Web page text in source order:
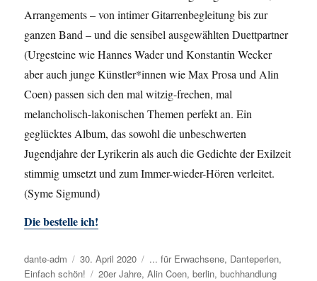
Arrangements – von intimer Gitarrenbegleitung bis zur
ganzen Band – und die sensibel ausgewählten Duettpartner
(Urgesteine wie Hannes Wader und Konstantin Wecker
aber auch junge Künstler*innen wie Max Prosa und Alin
Coen) passen sich den mal witzig-frechen, mal
melancholisch-lakonischen Themen perfekt an. Ein
geglücktes Album, das sowohl die unbeschwerten
Jugendjahre der Lyrikerin als auch die Gedichte der Exilzeit
stimmig umsetzt und zum Immer-wieder-Hören verleitet.
(Syme Sigmund)
Die bestelle ich!
Autor
dante-adm
Veröffentlicht
am
30. April 2020 Kategorien
... für Erwachsene, Danteperlen,
Einfach schön!
Schlagwörter
20er Jahre,Alin Coen,berlin,buchhandlung